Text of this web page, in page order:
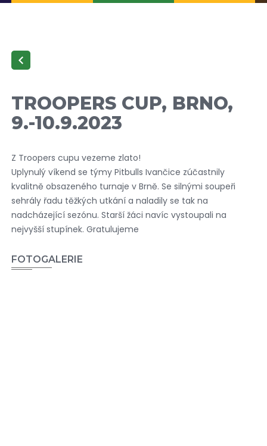
TROOPERS CUP, BRNO,
9.-10.9.2023
Z Troopers cupu vezeme zlato!
Uplynulý víkend se týmy Pitbulls Ivančice zúčastnily
kvalitně obsazeného turnaje v Brně. Se silnými soupeři
sehrály řadu těžkých utkání a naladily se tak na
nadcházející sezónu. Starší žáci navíc vystoupali na
nejvyšší stupínek. Gratulujeme
FOTOGALERIE